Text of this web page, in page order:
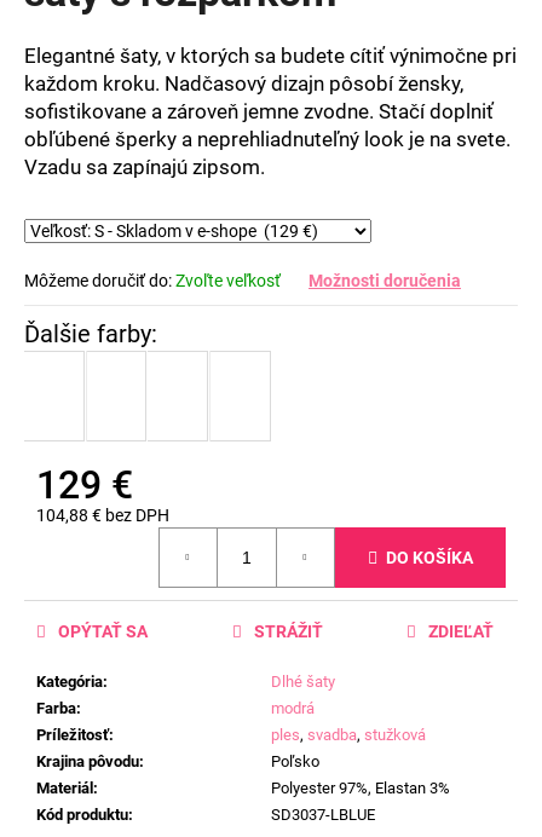
hviezdičiek.
Elegantné šaty, v ktorých sa budete cítiť výnimočne pri
každom kroku. Nadčasový dizajn pôsobí žensky,
sofistikovane a zároveň jemne zvodne. Stačí doplniť
obľúbené šperky a neprehliadnuteľný look je na svete.
Vzadu sa zapínajú zipsom.
Môžeme doručiť do:Zvoľte veľkosť Možnosti doručenia
129 €
104,88 € bez DPH
DO KOŠÍKA
Kategória:
Dlhé šaty
Farba:
modrá
Príležitosť: ples, svadba, stužková
Krajina pôvodu:
Poľsko
Materiál :
Polyester 97%, Elastan 3%
Kód produktu: SD3037-LBLUE
OPÝTAŤ SA STRÁŽIŤ ZDIEĽAŤ